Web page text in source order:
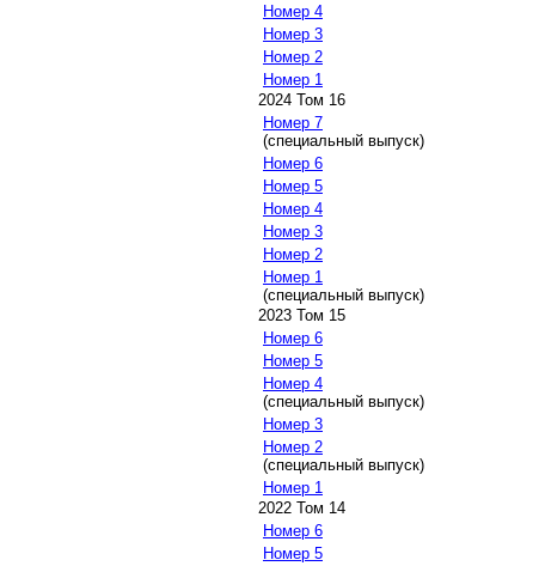
Номер 4
Номер 3
Номер 2
Номер 1
2024 Том 16
Номер 7
(специальный выпуск)
Номер 6
Номер 5
Номер 4
Номер 3
Номер 2
Номер 1
(специальный выпуск)
2023 Том 15
Номер 6
Номер 5
Номер 4
(специальный выпуск)
Номер 3
Номер 2
(специальный выпуск)
Номер 1
2022 Том 14
Номер 6
Номер 5